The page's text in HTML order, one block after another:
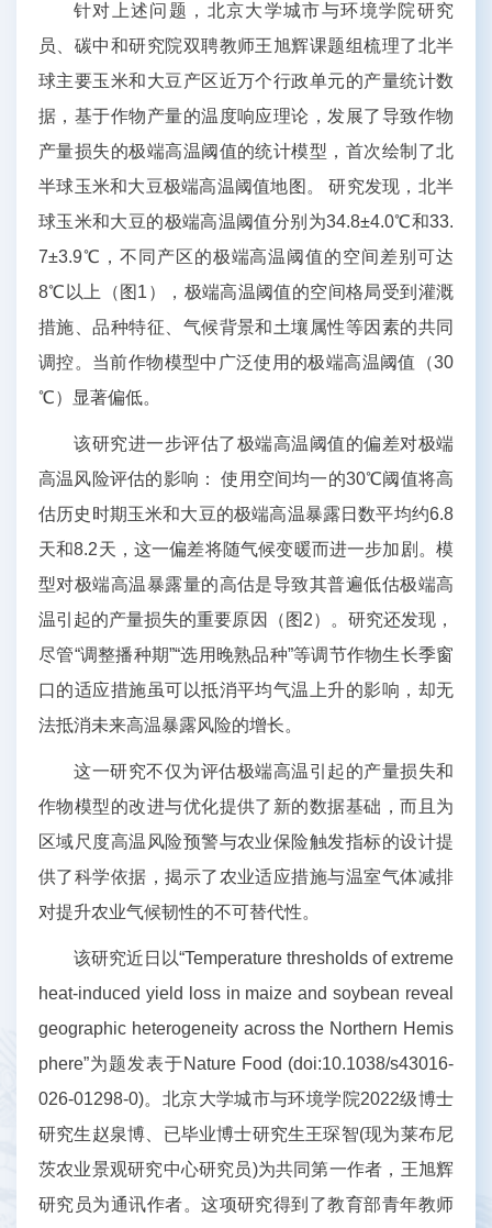
针对上述问题，北京大学城市与环境学院研究
员、碳中和研究院双聘教师王旭辉课题组梳理了北半
球主要玉米和大豆产区近万个行政单元的产量统计数
据，基于作物产量的温度响应理论，发展了导致作物
产量损失的极端高温阈值的统计模型，首次绘制了北
半球玉米和大豆极端高温阈值地图。 研究发现，北半
球玉米和大豆的极端高温阈值分别为34.8±4.0℃和33.
7±3.9℃，不同产区的极端高温阈值的空间差别可达
8℃以上（图1），极端高温阈值的空间格局受到灌溉
措施、品种特征、气候背景和土壤属性等因素的共同
调控。当前作物模型中广泛使用的极端高温阈值（30
℃）显著偏低。
该研究进一步评估了极端高温阈值的偏差对极端
高温风险评估的影响： 使用空间均一的30℃阈值将高
估历史时期玉米和大豆的极端高温暴露日数平均约6.8
天和8.2天，这一偏差将随气候变暖而进一步加剧。模
型对极端高温暴露量的高估是导致其普遍低估极端高
温引起的产量损失的重要原因（图2）。研究还发现，
尽管“调整播种期”“选用晚熟品种”等调节作物生长季窗
口的适应措施虽可以抵消平均气温上升的影响，却无
法抵消未来高温暴露风险的增长。
这一研究不仅为评估极端高温引起的产量损失和
作物模型的改进与优化提供了新的数据基础，而且为
区域尺度高温风险预警与农业保险触发指标的设计提
供了科学依据，揭示了农业适应措施与温室气体减排
对提升农业气候韧性的不可替代性。
该研究近日以“Temperature thresholds of extreme
heat-induced yield loss in maize and soybean reveal
geographic heterogeneity across the Northern Hemis
phere”为题发表于Nature Food (doi:10.1038/s43016-
026-01298-0)。北京大学城市与环境学院2022级博士
研究生赵泉博、已毕业博士研究生王琛智(现为莱布尼
茨农业景观研究中心研究员)为共同第一作者，王旭辉
研究员为通讯作者。这项研究得到了教育部青年教师